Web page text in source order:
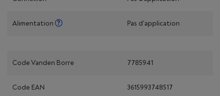
Alimentation Pas d'application
Code Vanden Borre 7785941
Code EAN 3615993748517